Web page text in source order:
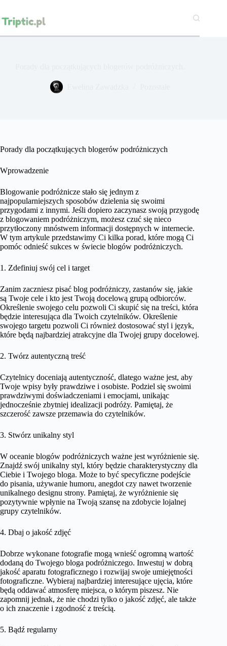
treści
Porady dla początkujących blogerów podróżniczych
Wprowadzenie
Blogowanie podróżnicze stało się jednym z
najpopularniejszych sposobów dzielenia się swoimi
przygodami z innymi. Jeśli dopiero zaczynasz swoją przygodę
z blogowaniem podróżniczym, możesz czuć się nieco
przytłoczony mnóstwem informacji dostępnych w internecie.
W tym artykule przedstawimy Ci kilka porad, które mogą Ci
pomóc odnieść sukces w świecie blogów podróżniczych.
1. Zdefiniuj swój cel i target
Zanim zaczniesz pisać blog podróżniczy, zastanów się, jakie
są Twoje cele i kto jest Twoją docelową grupą odbiorców.
Określenie swojego celu pozwoli Ci skupić się na treści, która
będzie interesująca dla Twoich czytelników. Określenie
swojego targetu pozwoli Ci również dostosować styl i język,
które będą najbardziej atrakcyjne dla Twojej grupy docelowej.
2. Twórz autentyczną treść
Czytelnicy doceniają autentyczność, dlatego ważne jest, aby
Twoje wpisy były prawdziwe i osobiste. Podziel się swoimi
prawdziwymi doświadczeniami i emocjami, unikając
jednocześnie zbytniej idealizacji podróży. Pamiętaj, że
szczerość zawsze przemawia do czytelników.
3. Stwórz unikalny styl
W oceanie blogów podróżniczych ważne jest wyróżnienie się.
Znajdź swój unikalny styl, który będzie charakterystyczny dla
Ciebie i Twojego bloga. Może to być specyficzne podejście
do pisania, używanie humoru, anegdot czy nawet tworzenie
unikalnego designu strony. Pamiętaj, że wyróżnienie się
pozytywnie wpłynie na Twoją szansę na zdobycie lojalnej
grupy czytelników.
4. Dbaj o jakość zdjęć
Dobrze wykonane fotografie mogą wnieść ogromną wartość
dodaną do Twojego bloga podróżniczego. Inwestuj w dobrą
jakość aparatu fotograficznego i rozwijaj swoje umiejętności
fotograficzne. Wybieraj najbardziej interesujące ujęcia, które
będą oddawać atmosferę miejsca, o którym piszesz. Nie
zapomnij jednak, że nie chodzi tylko o jakość zdjęć, ale także
o ich znaczenie i zgodność z treścią.
5. Bądź regularny